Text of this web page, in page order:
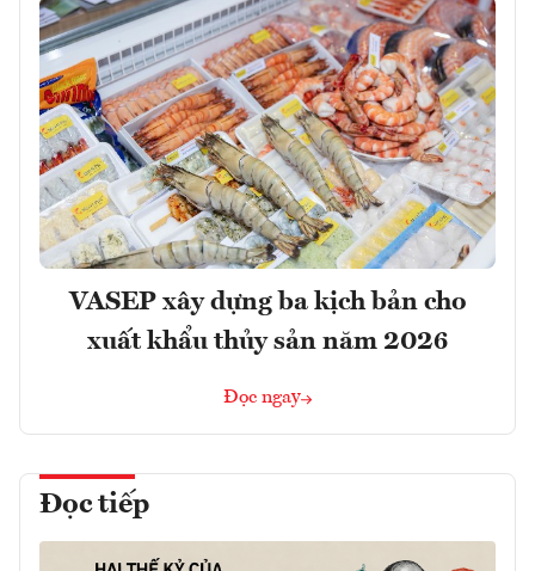
VASEP xây dựng ba kịch bản cho
xuất khẩu thủy sản năm 2026
Đọc ngay
Đọc tiếp